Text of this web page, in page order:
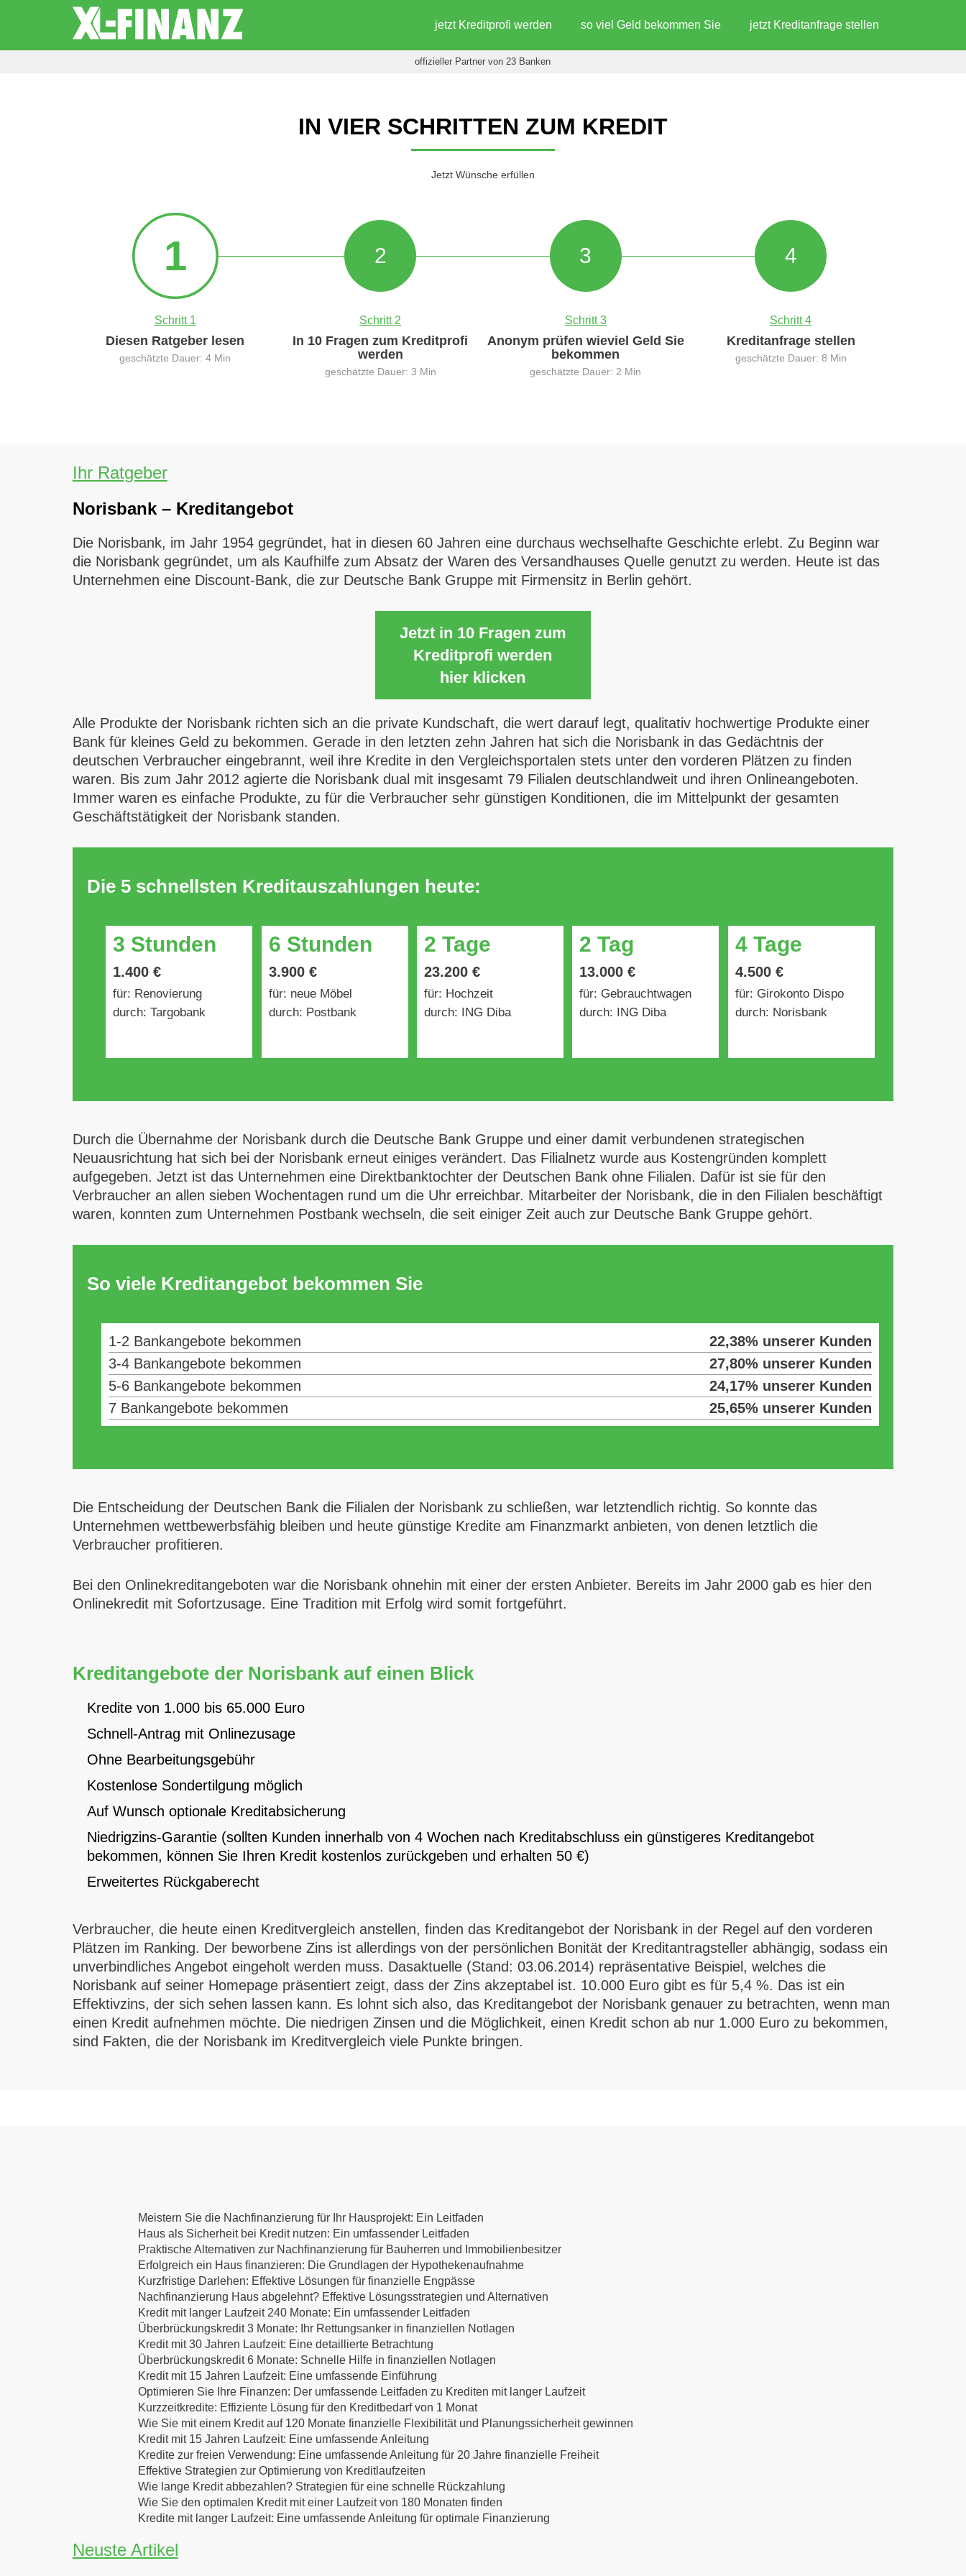
jetzt Kreditprofi werden so viel Geld bekommen Sie jetzt Kreditanfrage stellen
offizieller Partner von 23 Banken
IN VIER SCHRITTEN ZUM KREDIT
Jetzt Wünsche erfüllen
1
Schritt 1
Diesen Ratgeber lesen
geschätzte Dauer: 4 Min
2
Schritt 2
In 10 Fragen zum Kreditprofi
werden
geschätzte Dauer: 3 Min
3
Schritt 3
Anonym prüfen wieviel Geld Sie
bekommen
geschätzte Dauer: 2 Min
4
Schritt 4
Kreditanfrage stellen
geschätzte Dauer: 8 Min
Ihr Ratgeber
Norisbank – Kreditangebot
Die Norisbank, im Jahr 1954 gegründet, hat in diesen 60 Jahren eine durchaus wechselhafte Geschichte erlebt. Zu Beginn war
die Norisbank gegründet, um als Kaufhilfe zum Absatz der Waren des Versandhauses Quelle genutzt zu werden. Heute ist das
Unternehmen eine Discount-Bank, die zur Deutsche Bank Gruppe mit Firmensitz in Berlin gehört.
Jetzt in 10 Fragen zum
Kreditprofi werden
hier klicken
Alle Produkte der Norisbank richten sich an die private Kundschaft, die wert darauf legt, qualitativ hochwertige Produkte einer
Bank für kleines Geld zu bekommen. Gerade in den letzten zehn Jahren hat sich die Norisbank in das Gedächtnis der
deutschen Verbraucher eingebrannt, weil ihre Kredite in den Vergleichsportalen stets unter den vorderen Plätzen zu finden
waren. Bis zum Jahr 2012 agierte die Norisbank dual mit insgesamt 79 Filialen deutschlandweit und ihren Onlineangeboten.
Immer waren es einfache Produkte, zu für die Verbraucher sehr günstigen Konditionen, die im Mittelpunkt der gesamten
Geschäftstätigkeit der Norisbank standen.
Die 5 schnellsten Kreditauszahlungen heute:
3 Stunden
1.400 €
für: Renovierung
durch: Targobank
6 Stunden
3.900 €
für: neue Möbel
durch: Postbank
2 Tage
23.200 €
für: Hochzeit
durch: ING Diba
2 Tag
13.000 €
für: Gebrauchtwagen
durch: ING Diba
4 Tage
4.500 €
für: Girokonto Dispo
durch: Norisbank
Durch die Übernahme der Norisbank durch die Deutsche Bank Gruppe und einer damit verbundenen strategischen
Neuausrichtung hat sich bei der Norisbank erneut einiges verändert. Das Filialnetz wurde aus Kostengründen komplett
aufgegeben. Jetzt ist das Unternehmen eine Direktbanktochter der Deutschen Bank ohne Filialen. Dafür ist sie für den
Verbraucher an allen sieben Wochentagen rund um die Uhr erreichbar. Mitarbeiter der Norisbank, die in den Filialen beschäftigt
waren, konnten zum Unternehmen Postbank wechseln, die seit einiger Zeit auch zur Deutsche Bank Gruppe gehört.
So viele Kreditangebot bekommen Sie
1-2 Bankangebote bekommen
22,38% unserer Kunden
3-4 Bankangebote bekommen
27,80% unserer Kunden
5-6 Bankangebote bekommen
24,17% unserer Kunden
7 Bankangebote bekommen
25,65% unserer Kunden
Die Entscheidung der Deutschen Bank die Filialen der Norisbank zu schließen, war letztendlich richtig. So konnte das
Unternehmen wettbewerbsfähig bleiben und heute günstige Kredite am Finanzmarkt anbieten, von denen letztlich die
Verbraucher profitieren.
Bei den Onlinekreditangeboten war die Norisbank ohnehin mit einer der ersten Anbieter. Bereits im Jahr 2000 gab es hier den
Onlinekredit mit Sofortzusage. Eine Tradition mit Erfolg wird somit fortgeführt.
Kreditangebote der Norisbank auf einen Blick
Kredite von 1.000 bis 65.000 Euro
Schnell-Antrag mit Onlinezusage
Ohne Bearbeitungsgebühr
Kostenlose Sondertilgung möglich
Auf Wunsch optionale Kreditabsicherung
Niedrigzins-Garantie (sollten Kunden innerhalb von 4 Wochen nach Kreditabschluss ein günstigeres Kreditangebot
bekommen, können Sie Ihren Kredit kostenlos zurückgeben und erhalten 50 €)
Erweitertes Rückgaberecht
Verbraucher, die heute einen Kreditvergleich anstellen, finden das Kreditangebot der Norisbank in der Regel auf den vorderen
Plätzen im Ranking. Der beworbene Zins ist allerdings von der persönlichen Bonität der Kreditantragsteller abhängig, sodass ein
unverbindliches Angebot eingeholt werden muss. Dasaktuelle (Stand: 03.06.2014) repräsentative Beispiel, welches die
Norisbank auf seiner Homepage präsentiert zeigt, dass der Zins akzeptabel ist. 10.000 Euro gibt es für 5,4 %. Das ist ein
Effektivzins, der sich sehen lassen kann. Es lohnt sich also, das Kreditangebot der Norisbank genauer zu betrachten, wenn man
einen Kredit aufnehmen möchte. Die niedrigen Zinsen und die Möglichkeit, einen Kredit schon ab nur 1.000 Euro zu bekommen,
sind Fakten, die der Norisbank im Kreditvergleich viele Punkte bringen.
Meistern Sie die Nachfinanzierung für Ihr Hausprojekt: Ein Leitfaden
Haus als Sicherheit bei Kredit nutzen: Ein umfassender Leitfaden
Praktische Alternativen zur Nachfinanzierung für Bauherren und Immobilienbesitzer
Erfolgreich ein Haus finanzieren: Die Grundlagen der Hypothekenaufnahme
Kurzfristige Darlehen: Effektive Lösungen für finanzielle Engpässe
Nachfinanzierung Haus abgelehnt? Effektive Lösungsstrategien und Alternativen
Kredit mit langer Laufzeit 240 Monate: Ein umfassender Leitfaden
Überbrückungskredit 3 Monate: Ihr Rettungsanker in finanziellen Notlagen
Kredit mit 30 Jahren Laufzeit: Eine detaillierte Betrachtung
Überbrückungskredit 6 Monate: Schnelle Hilfe in finanziellen Notlagen
Kredit mit 15 Jahren Laufzeit: Eine umfassende Einführung
Optimieren Sie Ihre Finanzen: Der umfassende Leitfaden zu Krediten mit langer Laufzeit
Kurzzeitkredite: Effiziente Lösung für den Kreditbedarf von 1 Monat
Wie Sie mit einem Kredit auf 120 Monate finanzielle Flexibilität und Planungssicherheit gewinnen
Kredit mit 15 Jahren Laufzeit: Eine umfassende Anleitung
Kredite zur freien Verwendung: Eine umfassende Anleitung für 20 Jahre finanzielle Freiheit
Effektive Strategien zur Optimierung von Kreditlaufzeiten
Wie lange Kredit abbezahlen? Strategien für eine schnelle Rückzahlung
Wie Sie den optimalen Kredit mit einer Laufzeit von 180 Monaten finden
Kredite mit langer Laufzeit: Eine umfassende Anleitung für optimale Finanzierung
Neuste Artikel